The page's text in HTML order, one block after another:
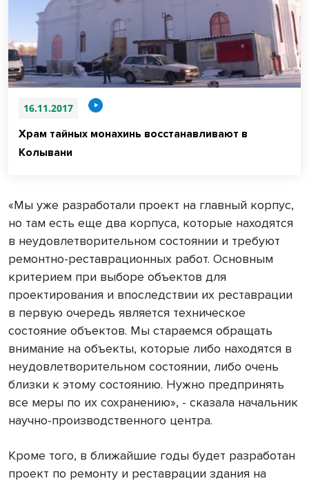
16.11.2017
Храм тайных монахинь восстанавливают в
Колывани
«Мы уже разработали проект на главный корпус,
но там есть еще два корпуса, которые находятся
в неудовлетворительном состоянии и требуют
ремонтно-реставрационных работ. Основным
критерием при выборе объектов для
проектирования и впоследствии их реставрации
в первую очередь является техническое
состояние объектов. Мы стараемся обращать
внимание на объекты, которые либо находятся в
неудовлетворительном состоянии, либо очень
близки к этому состоянию. Нужно предпринять
все меры по их сохранению», - сказала начальник
научно-производственного центра.
Кроме того, в ближайшие годы будет разработан
проект по ремонту и реставрации здания на